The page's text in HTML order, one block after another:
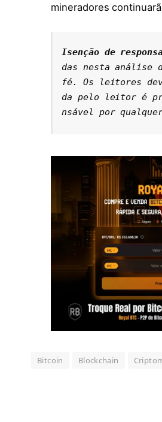
mineradores
Isenção de
das nesta análise
fé. Os leitores
da pelo leitor é
nsável por
Bitcoin Blockchain